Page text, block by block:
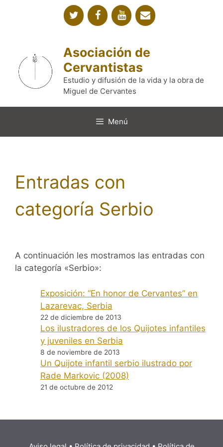
Asociación de
Cervantistas
Estudio y difusión de la vida y la obra de
Miguel de Cervantes
Menú
Entradas con
categoría Serbio
A continuación les mostramos las entradas con
la categoría «Serbio»:
Exposición: “En honor de Cervantes” en
Lazarevac, Serbia
22 de diciembre de 2013
Los ilustradores de los Quijotes infantiles
y juveniles en Serbia
8 de noviembre de 2013
Un Quijote infantil serbio ilustrado por
Rade Markovic (2008)
21 de octubre de 2012